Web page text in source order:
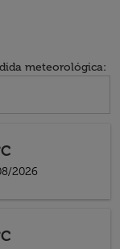
meteorológica:
2026